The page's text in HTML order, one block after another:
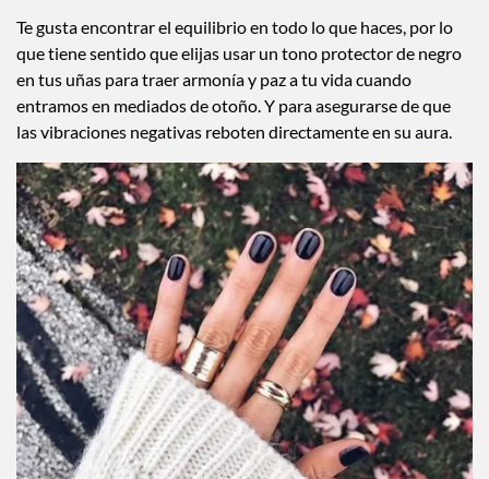
Te gusta encontrar el equilibrio en todo lo que haces, por lo
que tiene sentido que elijas usar un tono protector de negro
en tus uñas para traer armonía y paz a tu vida cuando
entramos en mediados de otoño. Y para asegurarse de que
las vibraciones negativas reboten directamente en su aura.